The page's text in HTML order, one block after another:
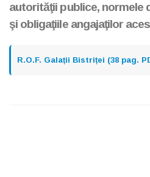
autorităţii publice, normele
şi obligaţiile angajaţilor
R.O.F. Galații Bistriței (38 pag.